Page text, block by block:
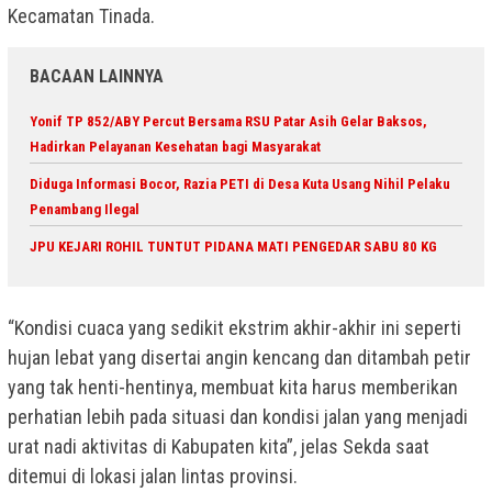
Kecamatan Tinada.
BACAAN LAINNYA
Yonif TP 852/ABY Percut Bersama RSU Patar Asih Gelar Baksos,
Hadirkan Pelayanan Kesehatan bagi Masyarakat
Diduga Informasi Bocor, Razia PETI di Desa Kuta Usang Nihil Pelaku
Penambang Ilegal
JPU KEJARI ROHIL TUNTUT PIDANA MATI PENGEDAR SABU 80 KG
“Kondisi cuaca yang sedikit ekstrim akhir-akhir ini seperti
hujan lebat yang disertai angin kencang dan ditambah petir
yang tak henti-hentinya, membuat kita harus memberikan
perhatian lebih pada situasi dan kondisi jalan yang menjadi
urat nadi aktivitas di Kabupaten kita”, jelas Sekda saat
ditemui di lokasi jalan lintas provinsi.